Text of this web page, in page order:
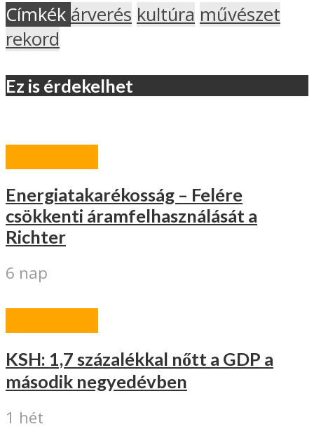
Címkék árverés kultúra művészet
rekord
Ez is érdekelhet
Energiatakarékosság – Felére
csökkenti áramfelhasználását a
Richter
6 nap
KSH: 1,7 százalékkal nőtt a GDP a
második negyedévben
1 hét